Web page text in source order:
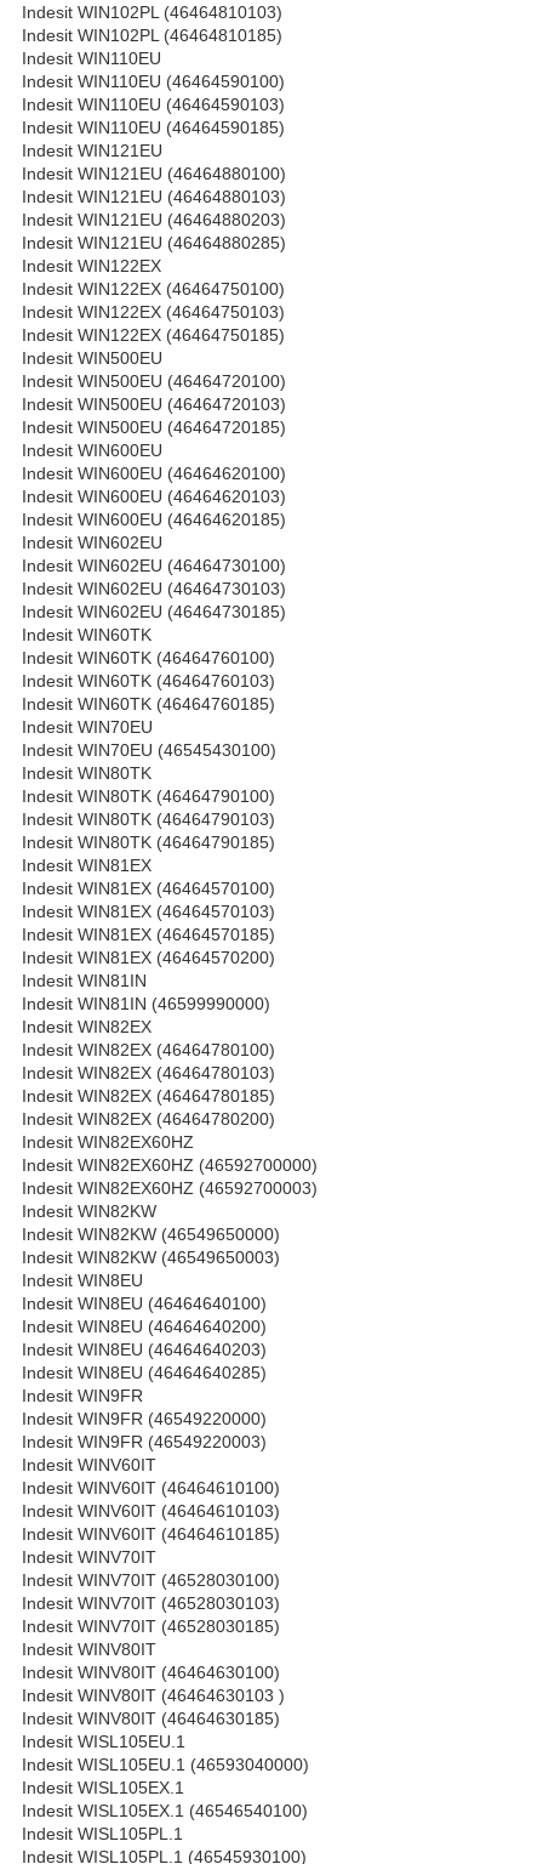
Indesit WIN102PL (46464810103)
Indesit WIN102PL (46464810185)
Indesit WIN110EU
Indesit WIN110EU (46464590100)
Indesit WIN110EU (46464590103)
Indesit WIN110EU (46464590185)
Indesit WIN121EU
Indesit WIN121EU (46464880100)
Indesit WIN121EU (46464880103)
Indesit WIN121EU (46464880203)
Indesit WIN121EU (46464880285)
Indesit WIN122EX
Indesit WIN122EX (46464750100)
Indesit WIN122EX (46464750103)
Indesit WIN122EX (46464750185)
Indesit WIN500EU
Indesit WIN500EU (46464720100)
Indesit WIN500EU (46464720103)
Indesit WIN500EU (46464720185)
Indesit WIN600EU
Indesit WIN600EU (46464620100)
Indesit WIN600EU (46464620103)
Indesit WIN600EU (46464620185)
Indesit WIN602EU
Indesit WIN602EU (46464730100)
Indesit WIN602EU (46464730103)
Indesit WIN602EU (46464730185)
Indesit WIN60TK
Indesit WIN60TK (46464760100)
Indesit WIN60TK (46464760103)
Indesit WIN60TK (46464760185)
Indesit WIN70EU
Indesit WIN70EU (46545430100)
Indesit WIN80TK
Indesit WIN80TK (46464790100)
Indesit WIN80TK (46464790103)
Indesit WIN80TK (46464790185)
Indesit WIN81EX
Indesit WIN81EX (46464570100)
Indesit WIN81EX (46464570103)
Indesit WIN81EX (46464570185)
Indesit WIN81EX (46464570200)
Indesit WIN81IN
Indesit WIN81IN (46599990000)
Indesit WIN82EX
Indesit WIN82EX (46464780100)
Indesit WIN82EX (46464780103)
Indesit WIN82EX (46464780185)
Indesit WIN82EX (46464780200)
Indesit WIN82EX60HZ
Indesit WIN82EX60HZ (46592700000)
Indesit WIN82EX60HZ (46592700003)
Indesit WIN82KW
Indesit WIN82KW (46549650000)
Indesit WIN82KW (46549650003)
Indesit WIN8EU
Indesit WIN8EU (46464640100)
Indesit WIN8EU (46464640200)
Indesit WIN8EU (46464640203)
Indesit WIN8EU (46464640285)
Indesit WIN9FR
Indesit WIN9FR (46549220000)
Indesit WIN9FR (46549220003)
Indesit WINV60IT
Indesit WINV60IT (46464610100)
Indesit WINV60IT (46464610103)
Indesit WINV60IT (46464610185)
Indesit WINV70IT
Indesit WINV70IT (46528030100)
Indesit WINV70IT (46528030103)
Indesit WINV70IT (46528030185)
Indesit WINV80IT
Indesit WINV80IT (46464630100)
Indesit WINV80IT (46464630103 )
Indesit WINV80IT (46464630185)
Indesit WISL105EU.1
Indesit WISL105EU.1 (46593040000)
Indesit WISL105EX.1
Indesit WISL105EX.1 (46546540100)
Indesit WISL105PL.1
Indesit WISL105PL.1 (46545930100)